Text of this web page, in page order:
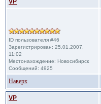
VP
ID пользователя #46
Зарегистрирован: 25.01.2007,
11:02
Местонахождение: Новосибирск
Сообщений: 4925
Наверх
VP